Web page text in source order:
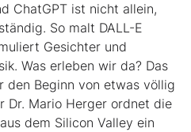
ChatGPT ist nicht allein,
So malt DALL-E
Gesichter und
Was erleben wir da? Das
den Beginn von etwas völlig
Dr. Mario Herger ordnet die
dem Silicon Valley ein